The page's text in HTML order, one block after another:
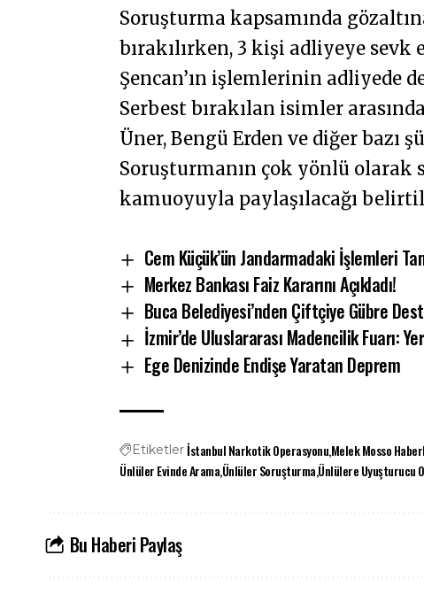
Soruşturma kapsamında
bırakılırken, 3 kişi adliyeye sevk
Şencan’ın işlemlerinin adliyede
Serbest bırakılan isimler
Üner, Bengü Erden ve diğer bazı
Soruşturmanın çok yönlü olarak
kamuoyuyla paylaşılacağı
Cem Küçük’ün Jandarmadaki İşlemleri
Merkez Bankası Faiz Kararını Açıkladı!
Buca Belediyesi’nden Çiftçiye Gübre
İzmir’de Uluslararası Madencilik Fuarı:
Ege Denizinde Endişe Yaratan Deprem
Etiketlerİstanbul Narkotik OperasyonuMelek Mosso
Ünlüler Evinde AramaÜnlüler SoruşturmaÜnlülere Uyuşturucu
Bu Haberi Paylaş